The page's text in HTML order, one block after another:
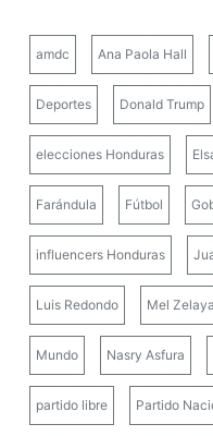
amdc Ana Paola Hall
Deportes Donald Trump
elecciones Honduras
Farándula Fútbol
influencers Honduras
Luis Redondo Mel Zelaya
Mundo Nasry Asfura
partido libre Partido